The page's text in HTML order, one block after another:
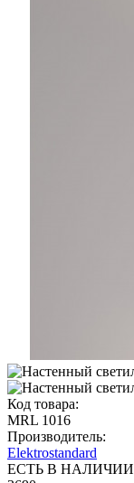
Код товара:
MRL 1016
Производитель:
Elektrostandard
ЕСТЬ В НАЛИЧИИ